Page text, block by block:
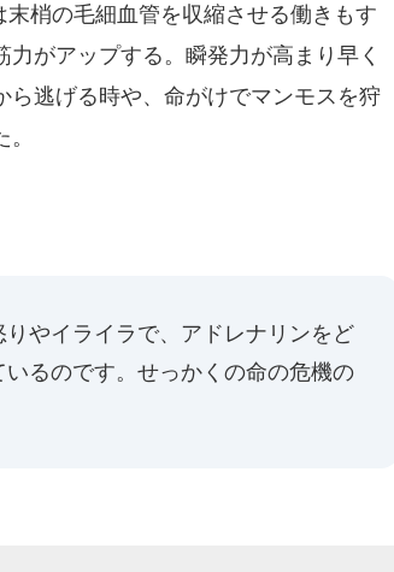
梢の毛細血管を収縮させる働きもす
がアップする。瞬発力が高まり早く
逃げる時や、命がけでマンモスを狩
りやイライラで、アドレナリンをど
るのです。せっかくの命の危機の